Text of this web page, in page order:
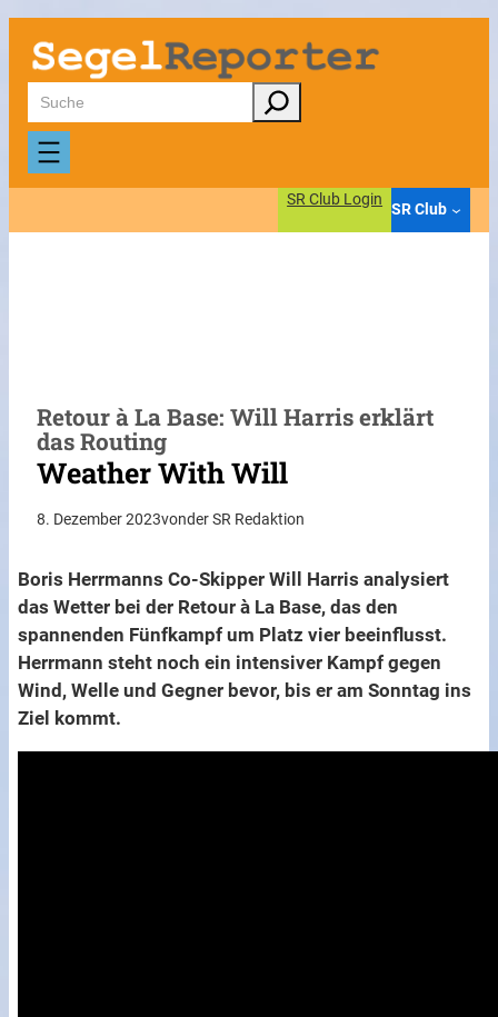
Zum
Inhalt
springen
Suchen
SR Club Login
SR Club
Retour à La Base: Will Harris erklärt
das Routing
Weather With Will
8. Dezember 2023vonder SR Redaktion
Boris Herrmanns Co-Skipper Will Harris analysiert
das Wetter bei der Retour à La Base, das den
spannenden Fünfkampf um Platz vier beeinflusst.
Herrmann steht noch ein intensiver Kampf gegen
Wind, Welle und Gegner bevor, bis er am Sonntag ins
Ziel kommt.